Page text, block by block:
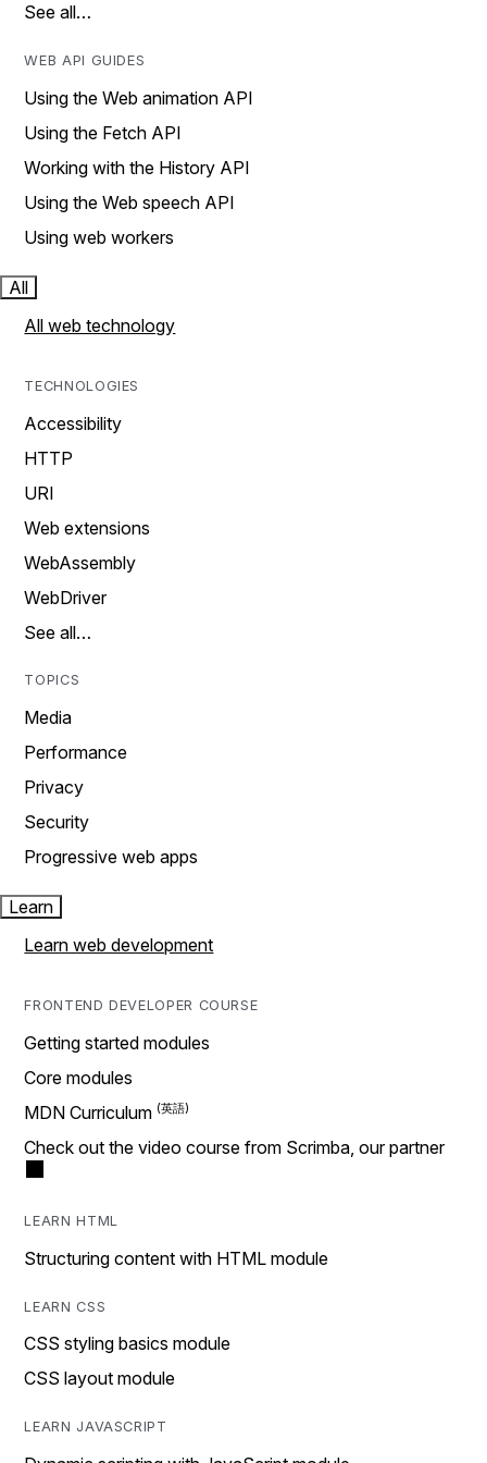
See all…
WEB API GUIDES
Using the Web animation API
Using the Fetch API
Working with the History API
Using the Web speech API
Using web workers
All
All web technology
TECHNOLOGIES
Accessibility
HTTP
URI
Web extensions
WebAssembly
WebDriver
See all…
TOPICS
Media
Performance
Privacy
Security
Progressive web apps
Learn
Learn web development
FRONTEND DEVELOPER COURSE
Getting started modules
Core modules
MDN Curriculum
Check out the video course from Scrimba, our partner
LEARN HTML
Structuring content with HTML module
LEARN CSS
CSS styling basics module
CSS layout module
LEARN JAVASCRIPT